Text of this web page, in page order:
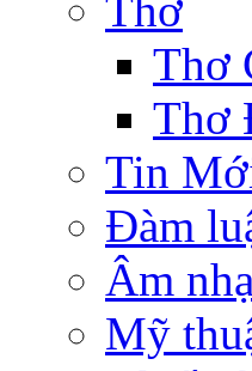
Thơ
Thơ
Tin
Đàm
Âm
Mỹ